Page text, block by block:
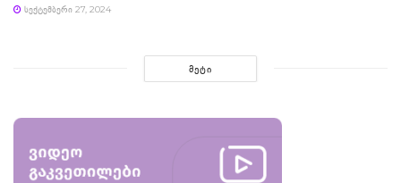
ᲡᲔᲥᲢᲔᲛᲑᲔᲠᲘ 27, 2024
ᲛᲔᲢᲘ